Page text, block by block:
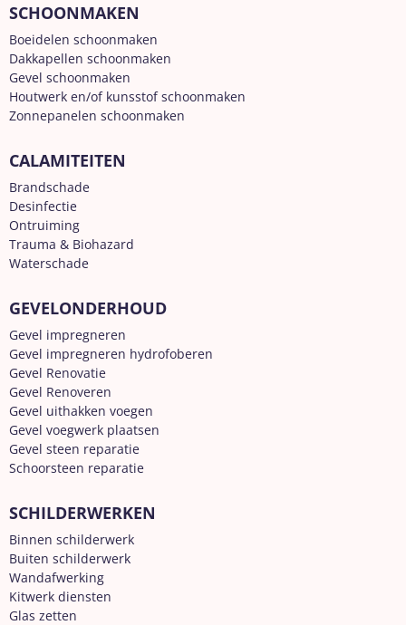
SCHOONMAKEN
Boeidelen schoonmaken
Dakkapellen schoonmaken
Gevel schoonmaken
Houtwerk en/of kunsstof schoonmaken
Zonnepanelen schoonmaken
CALAMITEITEN
Brandschade
Desinfectie
Ontruiming
Trauma & Biohazard
Waterschade
GEVELONDERHOUD
Gevel impregneren
Gevel impregneren hydrofoberen
Gevel Renovatie
Gevel Renoveren
Gevel uithakken voegen
Gevel voegwerk plaatsen
Gevel steen reparatie
Schoorsteen reparatie
SCHILDERWERKEN
Binnen schilderwerk
Buiten schilderwerk
Wandafwerking
Kitwerk diensten
Glas zetten